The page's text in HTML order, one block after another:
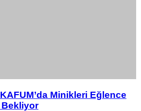
Minikleri Eğlence
Bekliyor